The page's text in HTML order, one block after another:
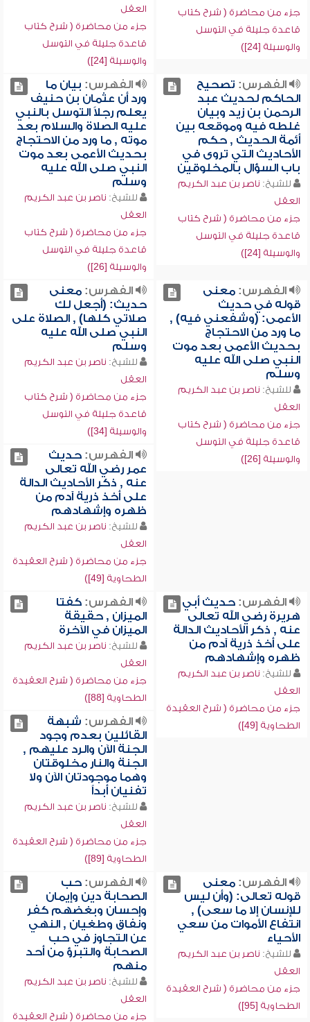
جزء من محاضرة ( شرح كتاب
قاعدة جليلة في التوسل
والوسيلة [24])
العقل
جزء من محاضرة ( شرح كتاب
قاعدة جليلة في التوسل
والوسيلة [24])
الفهرس: تصحيح
الحاكم لحديث عبد
الرحمن بن زيد وبيان
غلطه فيه وموقعه بين
أئمة الحديث , حكم
الأحاديث التي تروى في
باب السؤال بالمخلوقين
للشيخ: ناصر بن عبد الكريم
العقل
جزء من محاضرة ( شرح كتاب
قاعدة جليلة في التوسل
والوسيلة [24])
الفهرس: بيان ما
ورد أن عثمان بن حنيف
يعلم رجلاً التوسل بالنبي
عليه الصلاة والسلام بعد
موته , ما ورد من الاحتجاج
بحديث الأعمى بعد موت
النبي صلى الله عليه
وسلم
للشيخ: ناصر بن عبد الكريم
العقل
جزء من محاضرة ( شرح كتاب
قاعدة جليلة في التوسل
والوسيلة [26])
الفهرس:معنى
قوله في حديث
الأعمى: (وشفعني فيه) ,
ما ورد من الاحتجاج
بحديث الأعمى بعد موت
النبي صلى الله عليه
وسلم
للشيخ: ناصر بن عبد الكريم
العقل
جزء من محاضرة ( شرح كتاب
قاعدة جليلة في التوسل
والوسيلة [26])
الفهرس:معنى
حديث: (أجعل لك
صلاتي كلها) , الصلاة على
النبي صلى الله عليه
وسلم
للشيخ: ناصر بن عبد الكريم
العقل
جزء من محاضرة ( شرح كتاب
قاعدة جليلة في التوسل
والوسيلة [34])
الفهرس:حديث
عمر رضي الله تعالى
عنه , ذكر الأحاديث الدالة
على أخذ ذرية آدم من
ظهره وإشهادهم
للشيخ: ناصر بن عبد الكريم
العقل
جزء من محاضرة ( شرح العقيدة
الطحاوية [49])
الفهرس:حديث أبي
هريرة رضي الله تعالى
عنه , ذكر الأحاديث الدالة
على أخذ ذرية آدم من
ظهره وإشهادهم
للشيخ: ناصر بن عبد الكريم
العقل
جزء من محاضرة ( شرح العقيدة
الطحاوية [49])
الفهرس:كفتا
الميزان , حقيقة
الميزان في الآخرة
للشيخ: ناصر بن عبد الكريم
العقل
جزء من محاضرة ( شرح العقيدة
الطحاوية [88])
الفهرس: شبهة
القائلين بعدم وجود
الجنة الآن والرد عليهم ,
الجنة والنار مخلوقتان
وهما موجودتان الآن ولا
تفنيان أبداً
للشيخ: ناصر بن عبد الكريم
العقل
جزء من محاضرة ( شرح العقيدة
الطحاوية [89])
الفهرس:معنى
قوله تعالى: (وأن ليس
للإنسان إلا ما سعى) ,
انتفاع الأموات من سعي
الأحياء
للشيخ: ناصر بن عبد الكريم
العقل
جزء من محاضرة ( شرح العقيدة
الطحاوية [95])
الفهرس:حب
الصحابة دين وإيمان
وإحسان وبغضهم كفر
ونفاق وطغيان , النهي
عن التجاوز في حب
الصحابة والتبرؤ من أحد
منهم
للشيخ: ناصر بن عبد الكريم
العقل
جزء من محاضرة ( شرح العقيدة